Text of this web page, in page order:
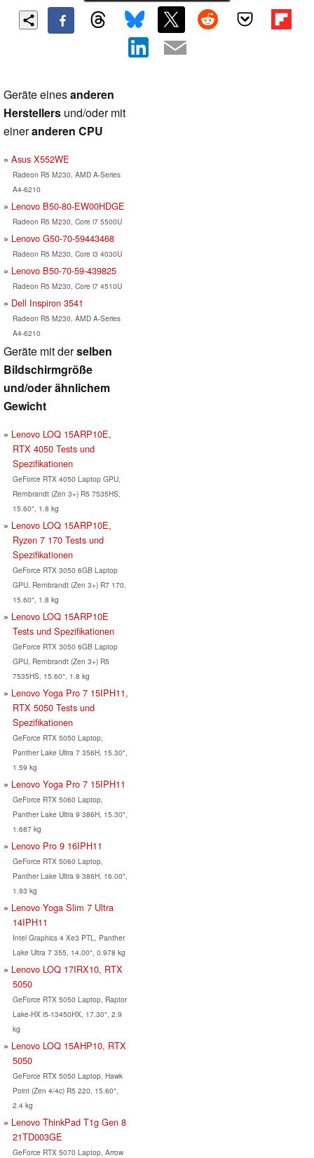
Geräte einesanderen
Herstellers und/oder mit
eineranderen CPU
Asus X552WE
Radeon R5 M230, AMD A-Series
A4-6210
Lenovo B50-80-EW00HDGE
Radeon R5 M230, Core i7 5500U
Lenovo G50-70-59443468
Radeon R5 M230, Core i3 4030U
Lenovo B50-70-59-439825
Radeon R5 M230, Core i7 4510U
Dell Inspiron 3541
Radeon R5 M230, AMD A-Series
A4-6210
Geräte mit derselben
Bildschirmgröße
und/oder ähnlichem
Gewicht
Lenovo LOQ 15ARP10E,
RTX 4050 Tests und
Spezifikationen
GeForce RTX 4050 Laptop GPU,
Rembrandt (Zen 3+) R5 7535HS,
15.60", 1.8 kg
Lenovo LOQ 15ARP10E,
Ryzen 7 170 Tests und
Spezifikationen
GeForce RTX 3050 6GB Laptop
GPU, Rembrandt (Zen 3+) R7 170,
15.60", 1.8 kg
Lenovo LOQ 15ARP10E
Tests und Spezifikationen
GeForce RTX 3050 6GB Laptop
GPU, Rembrandt (Zen 3+) R5
7535HS, 15.60", 1.8 kg
Lenovo Yoga Pro 7 15IPH11,
RTX 5050 Tests und
Spezifikationen
GeForce RTX 5050 Laptop,
Panther Lake Ultra 7 356H, 15.30",
1.59 kg
Lenovo Yoga Pro 7 15IPH11
GeForce RTX 5060 Laptop,
Panther Lake Ultra 9 386H, 15.30",
1.687 kg
Lenovo Pro 9 16IPH11
GeForce RTX 5060 Laptop,
Panther Lake Ultra 9 386H, 16.00",
1.93 kg
Lenovo Yoga Slim 7 Ultra
14IPH11
Intel Graphics 4 Xe3 PTL, Panther
Lake Ultra 7 355, 14.00", 0.978 kg
Lenovo LOQ 17IRX10, RTX
5050
GeForce RTX 5050 Laptop, Raptor
Lake-HX i5-13450HX, 17.30", 2.9
kg
Lenovo LOQ 15AHP10, RTX
5050
GeForce RTX 5050 Laptop, Hawk
Point (Zen 4/4c) R5 220, 15.60",
2.4 kg
Lenovo ThinkPad T1g Gen 8
21TD003GE
GeForce RTX 5070 Laptop, Arrow